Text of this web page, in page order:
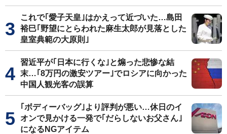
これで｢愛子天皇｣はかえって近づいた…島田
裕巳｢野望にとらわれた麻生太郎が見落とした
皇室典範の大原則｣
習近平が｢日本に行くな｣と煽った悲惨な結
末…｢8万円の激安ツアー｣でロシアに向かった
中国人観光客の誤算
｢ボディーバッグ｣より評判が悪い…休日のイ
オンで見かける一発で｢だらしないお父さん｣
になるNGアイテム